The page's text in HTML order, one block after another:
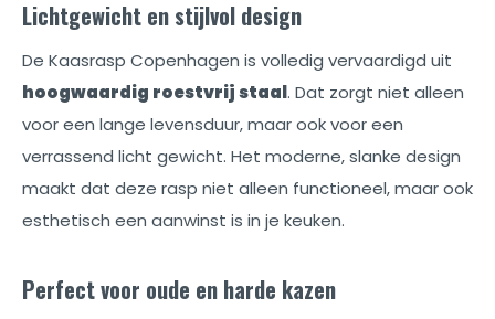
Lichtgewicht en stijlvol design
De Kaasrasp Copenhagen is volledig vervaardigd uit
hoogwaardig roestvrij staal. Dat zorgt niet alleen
voor een lange levensduur, maar ook voor een
verrassend licht gewicht. Het moderne, slanke design
maakt dat deze rasp niet alleen functioneel, maar ook
esthetisch een aanwinst is in je keuken.
Perfect voor oude en harde kazen